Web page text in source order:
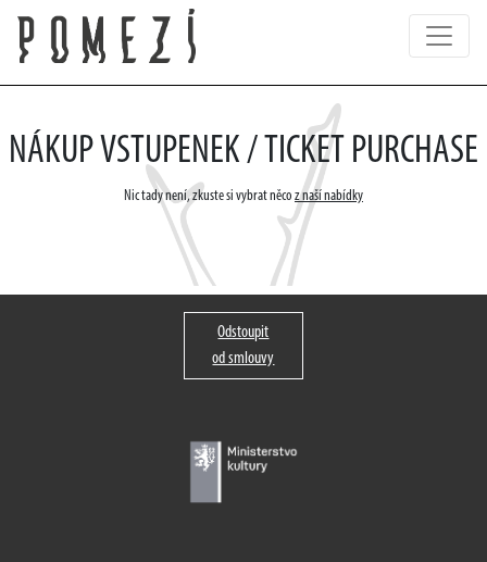
NÁKUP VSTUPENEK / TICKET PURCHASE
Nic tady není, zkuste si vybrat něco z naší nabídky
Odstoupit
od smlouvy